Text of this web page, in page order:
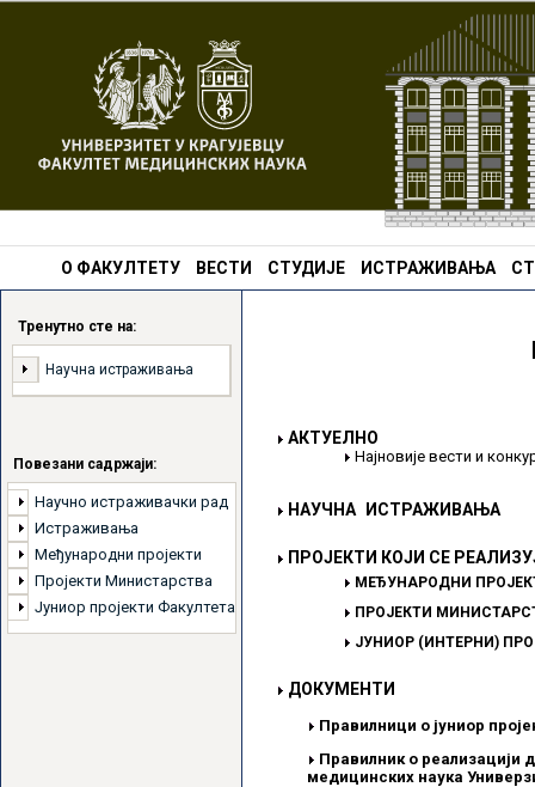
О ФАКУЛТЕТУ ВЕСТИ СТУДИЈЕ ИСТРАЖИВАЊА
Тренутно сте на:
Научна истраживања
Повезани садржаји:
Научно истраживачки рад
Истраживања
Међународни пројекти
Пројекти Министарства
Јуниор пројекти Факултета
АКТУЕЛНО
Најновије вести и
НАУЧНА ИСТРАЖИВАЊА
ПРОЈЕКТИ КОЈИ СЕ
МЕЂУНАРОДНИ
ПРОЈЕКТИ
ЈУНИОР (ИНТЕРНИ)
ДОКУМЕНТИ
Правилници о јуниор
Правилник о реализацији
медицинских наука